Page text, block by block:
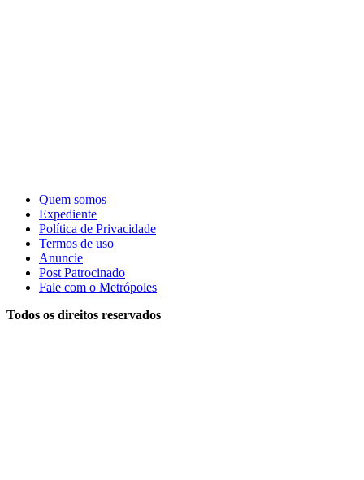
Quem somos
Expediente
Política de Privacidade
Termos de uso
Anuncie
Post Patrocinado
Fale com o Metrópoles
Todos os direitos reservados